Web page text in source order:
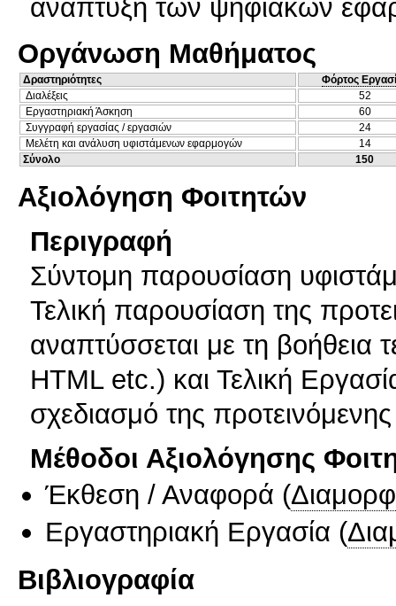
ανάπτυξη των ψηφιακών
Οργάνωση Μαθήματος
Δραστηριότητες
Φόρτος
Διαλέξεις
52
Εργαστηριακή Άσκηση
60
Συγγραφή εργασίας / εργασιών
24
Μελέτη και ανάλυση υφιστάμενων εφαρμογών
14
Σύνολο
150
Αξιολόγηση Φοιτητών
Περιγραφή
Σύντομη παρουσίαση
Τελική παρουσίαση της
αναπτύσσεται με τη
HTML etc.) και Τελική
σχεδιασμό της
Μέθοδοι Αξιολόγησης
Έκθεση / Αναφορά (
Εργαστηριακή Εργασία (
Βιβλιογραφία